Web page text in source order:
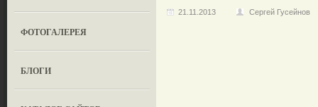
ФОТОГАЛЕРЕЯ
БЛОГИ
21.11.2013 Сергей Гусейнов